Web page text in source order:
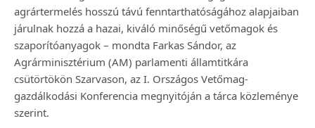
agrártermelés hosszú távú fenntarthatóságához alapjaiban
járulnak hozzá a hazai, kiváló minőségű vetőmagok és
szaporítóanyagok – mondta Farkas Sándor, az
Agrárminisztérium (AM) parlamenti államtitkára
csütörtökön Szarvason, az I. Országos Vetőmag-
gazdálkodási Konferencia megnyitóján a tárca közleménye
szerint.